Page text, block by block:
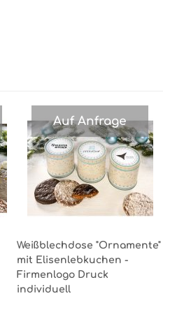
Auf Anfrage
Weißblechdose "Ornamente"
mit Elisenlebkuchen -
Firmenlogo Druck
individuell